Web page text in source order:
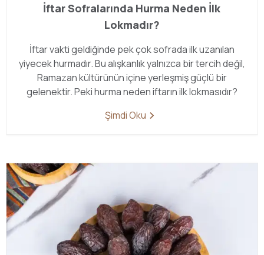
İftar Sofralarında Hurma Neden İlk
Lokmadır?
İftar vakti geldiğinde pek çok sofrada ilk uzanılan
yiyecek hurmadır. Bu alışkanlık yalnızca bir tercih değil,
Ramazan kültürünün içine yerleşmiş güçlü bir
gelenektir. Peki hurma neden iftarın ilk lokmasıdır?
Şimdi Oku